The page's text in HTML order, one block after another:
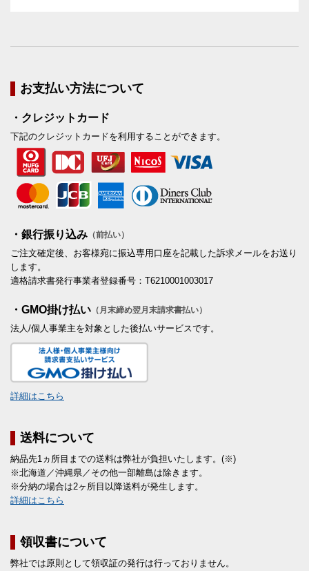
お支払い方法について
・クレジットカード
下記のクレジットカードを利用することができます。
・銀行振り込み （前払い）
ご注文確定後、お客様宛に振込専用口座を記載した訴求メールをお送り
します。
適格請求書発行事業者登録番号：T6210001003017
・GMO掛け払い （月末締め翌月末請求書払い）
法人/個人事業主を対象とした後払いサービスです。
詳細はこちら
送料について
納品先1ヵ所目までの送料は弊社が負担いたします。(※)
※北海道／沖縄県／その他一部離島は除きます。
※分納の場合は2ヶ所目以降送料が発生します。
詳細はこちら
領収書について
弊社では原則として領収証の発行は行っておりません。